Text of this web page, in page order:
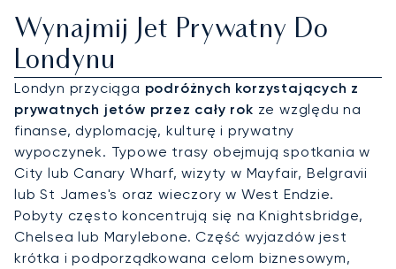
Wynajmij Jet Prywatny Do
Londynu
Londyn przyciąga podróżnych korzystających z
prywatnych jetów przez cały rok ze względu na
finanse, dyplomację, kulturę i prywatny
wypoczynek. Typowe trasy obejmują spotkania w
City lub Canary Wharf, wizyty w Mayfair, Belgravii
lub St James's oraz wieczory w West Endzie.
Pobyty często koncentrują się na Knightsbridge,
Chelsea lub Marylebone. Część wyjazdów jest
krótka i podporządkowana celom biznesowym,